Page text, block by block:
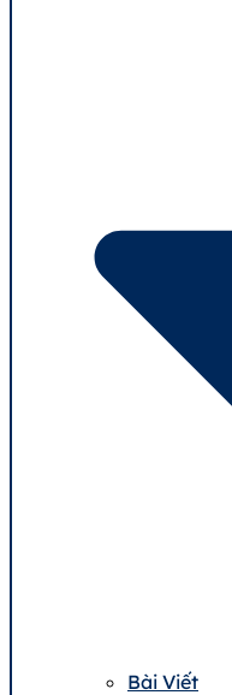
Bài Viết